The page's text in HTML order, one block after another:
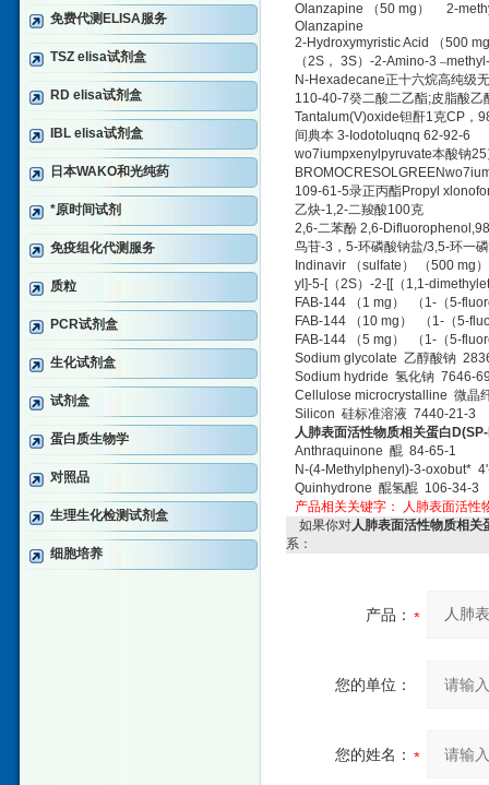
免费代测ELISA服务
TSZ elisa试剂盒
RD elisa试剂盒
IBL elisa试剂盒
日本WAKO和光纯药
*原时间试剂
免疫组化代测服务
质粒
PCR试剂盒
生化试剂盒
试剂盒
蛋白质生物学
对照品
生理生化检测试剂盒
细胞培养
Olanzapine
（50 mg ）
2-
Olanzapine
2-Hydroxymyristic Acid
（500 mg
（2S， 3S） -2-Amino-3 –
N-Hexadecane正十六烷高纯级
110-40-7癸二酸二乙酯;皮脂酸乙
Tantalum(V)oxide钽酐1克CP，
间典本3-Iodotoluqnq 62-92-6
wo7iumpxenylpyruvate本酸钠25
109-61-5录正丙酯Propyl
乙炔-1,2-二羧酸100克
2,6-二苯酚2,6-
鸟苷-3 ， 5-环磷酸钠盐/3,5-环一
Indinavir
（sulfate ） （500 mg ）
yl]-5-[（2S） -2-[[（ 1,1-
FAB-144
（ 1 mg ） （ 1-（5-
FAB-144
（ 10 mg ） （ 1-（5-
FAB-144
（5 mg ） （ 1-（5-
Sodium glycolate 乙醇酸钠
Sodium hydride 氢化钠7646-
Cellulose microcrystalline 微晶
Silicon 硅标准溶液 7440-21-3
人肺表面活性物质相关蛋白
Anthraquinone 醌84-65-1
N-(4-Methylphenyl)-3-oxobut*
Quinhydrone 醌氢醌106-34-3
产品相关关键字：
人肺表面活性
如果你对人肺表面活性物质相
系：
产品：
您的单位：
您的姓名：